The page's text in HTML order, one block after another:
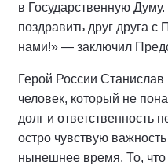
в Государственную
поздравить друг друга с
нами!» — заключил
Герой России Станислав
человек, который не
долг и ответственность
остро чувствую
нынешнее время. То, что